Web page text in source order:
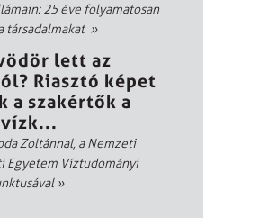
25 éve folyamatosan
társadalmakat »
lett az
Riasztó képet
a szakértők a
Zoltánnal, a Nemzeti
Egyetem Víztudományi
»